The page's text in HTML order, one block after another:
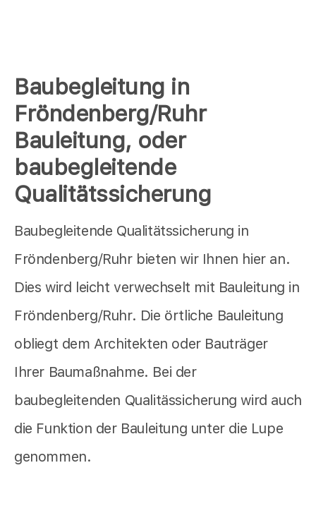
Baubegleitung in
Fröndenberg/Ruhr
Bauleitung, oder
baubegleitende
Qualitätssicherung
Baubegleitende Qualitätssicherung in
Fröndenberg/Ruhr bieten wir Ihnen hier an.
Dies wird leicht verwechselt mit Bauleitung in
Fröndenberg/Ruhr. Die örtliche Bauleitung
obliegt dem Architekten oder Bauträger
Ihrer Baumaßnahme. Bei der
baubegleitenden Qualitässicherung wird auch
die Funktion der Bauleitung unter die Lupe
genommen.